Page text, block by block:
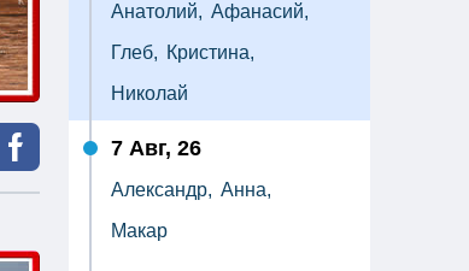
Анатолий, Афанасий,
Глеб, Кристина,
Николай
7 Авг, 26
Александр, Анна,
Макар